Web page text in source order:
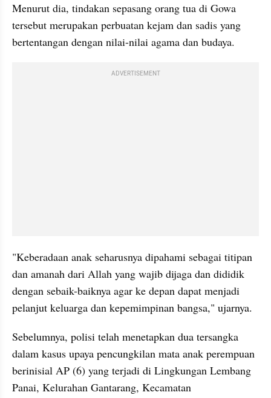
Menurut dia, tindakan sepasang orang tua di Gowa
tersebut merupakan perbuatan kejam dan sadis yang
bertentangan dengan nilai-nilai agama dan budaya.
ADVERTISEMENT
"Keberadaan anak seharusnya dipahami sebagai titipan
dan amanah dari Allah yang wajib dijaga dan dididik
dengan sebaik-baiknya agar ke depan dapat menjadi
pelanjut keluarga dan kepemimpinan bangsa," ujarnya.
Sebelumnya, polisi telah menetapkan dua tersangka
dalam kasus upaya pencungkilan mata anak perempuan
berinisial AP (6) yang terjadi di Lingkungan Lembang
Panai, Kelurahan Gantarang, Kecamatan